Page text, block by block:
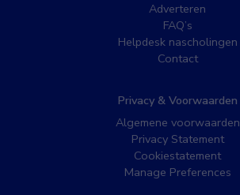
Adverteren
FAQ’s
Helpdesk nascholingen
Contact
Privacy & Voorwaarden
Algemene voorwaarden
Privacy Statement
Cookiestatement
Manage Preferences